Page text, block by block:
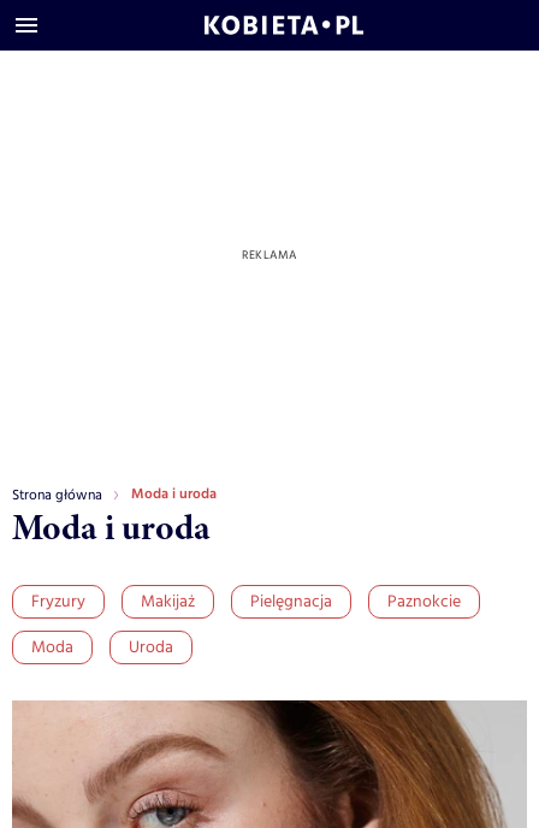
Strona główna Moda i uroda
Moda i uroda
Fryzury Makijaż Pielęgnacja
Paznokcie
Moda
Uroda